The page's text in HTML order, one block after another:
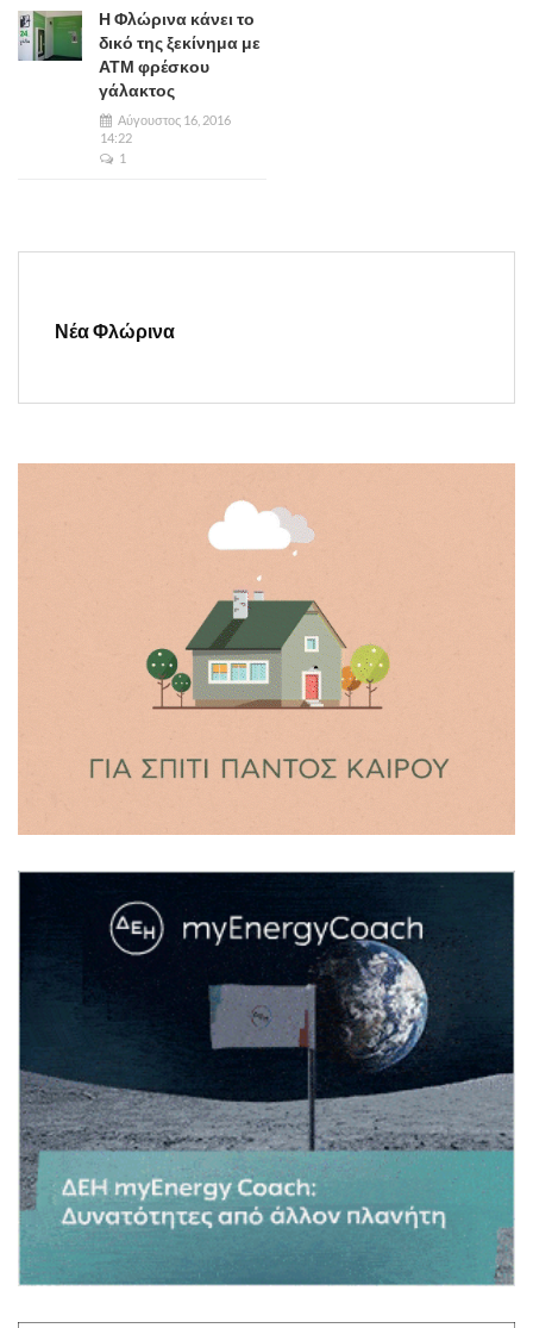
Η Φλώρινα κάνει το
δικό της ξεκίνημα με
ΑΤΜ φρέσκου
γάλακτος
Αύγουστος 16, 2016
14:22
1
Νέα Φλώρινα